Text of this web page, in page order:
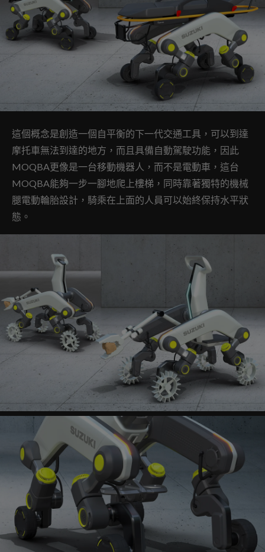
這個概念是創造一個自平衡的下一代交通工具，可以到達
摩托車無法到達的地方，而且具備自動駕駛功能，因此
MOQBA更像是一台移動機器人，而不是電動車，這台
MOQBA能夠一步一腳地爬上樓梯，同時靠著獨特的機械
腿電動輪胎設計，騎乘在上面的人員可以始終保持水平狀
態。